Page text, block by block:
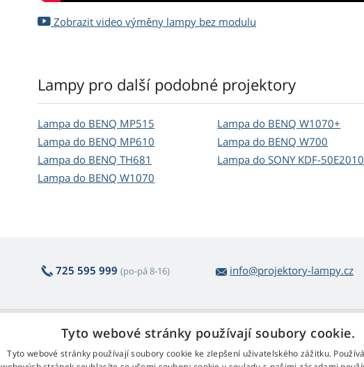
Zobrazit video výměny lampy bez modulu
Lampy pro další podobné projektory
Lampa do BENQ MP515
Lampa do BENQ MP610
Lampa do BENQ TH681
Lampa do BENQ W1070
Lampa do BENQ W1070+
Lampa do BENQ W700
Lampa do SONY KDF-50E2010
725 595 999 (po-pá 8-16) info@projektory-lampy.cz
O nákupu lamp
Vrácení a reklamace
Web Retail s.r.o.
Kontakt
Tyto webové stránky používají soubory cookie.
Tyto webové stránky používají soubory cookie ke zlepšení uživatelského zážitku.